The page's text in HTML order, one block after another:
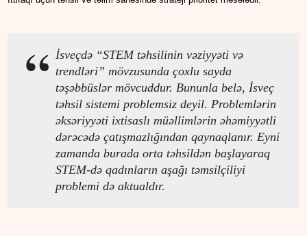
İsveçdə “STEM təhsilinin vəziyyəti və
trendləri” mövzusunda çoxlu sayda
təşəbbüslər mövcuddur. Bununla belə, İsveç
təhsil sistemi problemsiz deyil. Problemlərin
əksəriyyəti ixtisaslı müəllimlərin əhəmiyyətli
dərəcədə çatışmazlığından qaynaqlanır. Eyni
zamanda burada orta təhsildən başlayaraq
STEM-də qadınların aşağı təmsilçiliyi
problemi də aktualdır.